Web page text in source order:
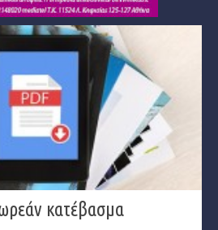
κατέβασμα